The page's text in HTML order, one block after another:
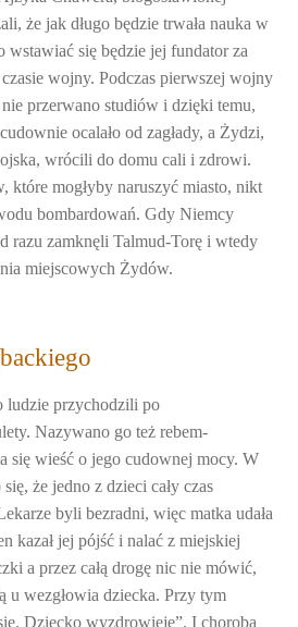
że jak długo będzie trwała nauka w
wstawiać się będzie jej fundator za
wojny. Podczas pierwszej wojny
przerwano studiów i dzięki temu,
ocalało od zagłady, a Żydzi,
wrócili do domu cali i zdrowi.
które mogłyby naruszyć miasto, nikt
bombardowań. Gdy Niemcy
razu zamknęli Talmud-Torę i wtedy
miejscowych Żydów.
ludzie przychodzili po
Nazywano go też rebem-
się wieść o jego cudownej mocy. W
że jedno z dzieci cały czas
byli bezradni, więc matka udała
kazał jej pójść i nalać z miejskiej
a przez całą drogę nic nie mówić,
u wezgłowia dziecka. Przy tym
Dziecko wyzdrowieje”. I choroba